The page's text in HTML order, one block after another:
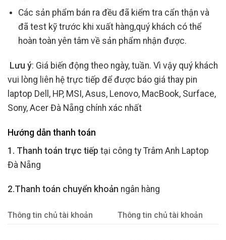
Các sản phẩm bán ra đều đã kiểm tra cẩn thận và
đã test kỹ trước khi xuất hàng,quý khách có thể
hoàn toàn yên tâm về sản phẩm nhận được.
Lưu ý: Giá biến động theo ngày, tuần. Vì vậy quý khách
vui lòng liên hệ trực tiếp để được báo giá thay pin
laptop Dell, HP, MSI, Asus, Lenovo, MacBook, Surface,
Sony, Acer Đà Nẵng chính xác nhất
Hướng dẫn thanh toán
1. Thanh toán trực tiếp tại công ty Trâm Anh Laptop
Đà Nẵng
2.Thanh toán chuyển khoản ngân hàng
Thông tin chủ tài khoản Thông tin chủ tài khoản